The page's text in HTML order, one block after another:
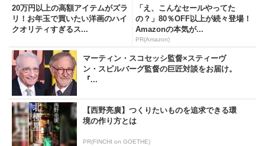
20万円以上の高額アイテムがズラ
リ！お年玉で買いたい洋画のハイ
クオリティすぎるス...
「え、こんなセールやってた
の？」80％OFF以上が続々登場！
Amazonの本気が...
PR(Amazon)
マーティン・スコセッシ監督×スティーヴ
ン・スピルバーグ監督の巨匠対談をお届け。
『...
【西野亮廣】つくりたいものを追求できる環
境の作り方とは
PR(FINCHI on GOETHE)